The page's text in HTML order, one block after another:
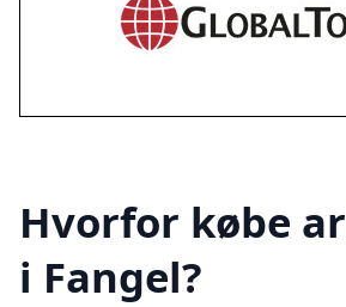
Hvorfor købe
i Fangel?